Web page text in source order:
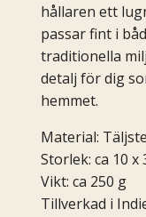
hållaren ett
passar fint i
traditionella
detalj för dig
hemmet.
Material:
Storlek: ca 10 x
Vikt: ca 250 g
Tillverkad i